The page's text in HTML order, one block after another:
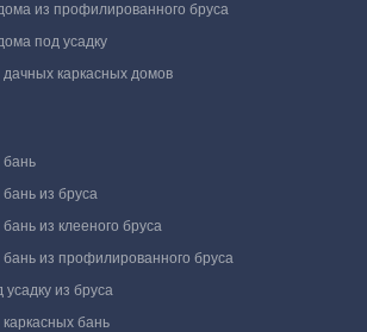
из профилированного бруса
под усадку
каркасных домов
бань
из бруса
из клееного бруса
из профилированного бруса
усадку из бруса
бань